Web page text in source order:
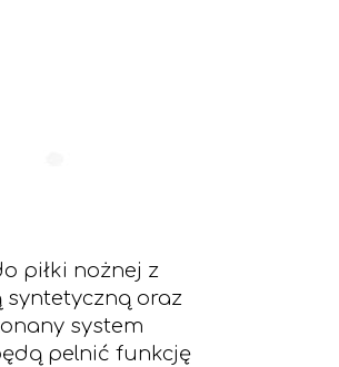
piłki nożnej z
syntetyczną oraz
system
pelnić funkcję